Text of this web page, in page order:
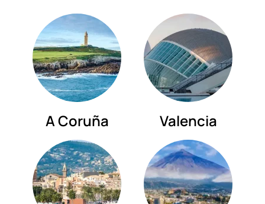
A Coruña Valencia